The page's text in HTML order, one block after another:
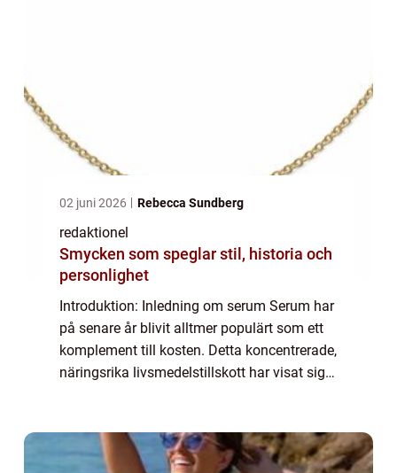
02 juni 2026 Rebecca Sundberg
redaktionel
Smycken som speglar stil, historia och
personlighet
Introduktion: Inledning om serum Serum har
på senare år blivit alltmer populärt som ett
komplement till kosten. Detta koncentrerade,
näringsrika livsmedelstillskott har visat sig